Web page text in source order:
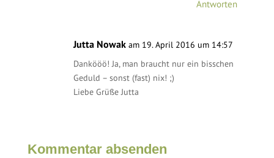
Antworten
Jutta Nowak am 19. April 2016 um 14:57
Dankööö! Ja, man braucht nur ein bisschen
Geduld – sonst (fast) nix! ;)
Liebe Grüße Jutta
Kommentar absenden